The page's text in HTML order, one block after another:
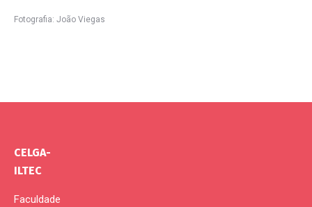
Fotografia: João Viegas
CELGA-
ILTEC
Faculdade